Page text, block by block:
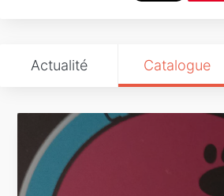
Actualité Catalogue